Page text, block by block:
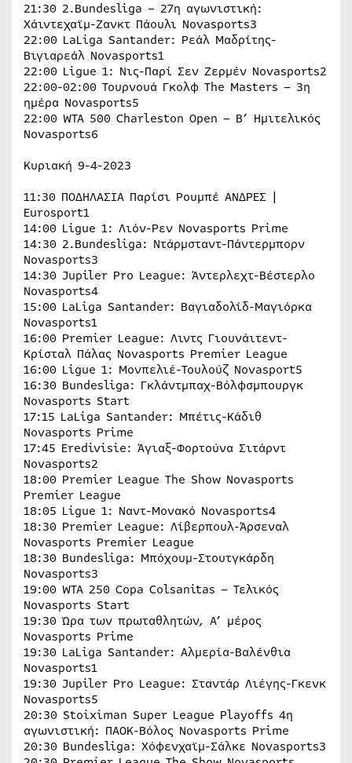
21:30 2.Bundesliga – 27η αγωνιστική:
Χάιντεχαϊμ-Ζανκτ Πάουλι Novasports3
22:00 LaLiga Santander: Ρεάλ Μαδρίτης-
Βιγιαρεάλ Novasports1
22:00 Ligue 1: Νις-Παρί Σεν Ζερμέν Novasports2
22:00-02:00 Τουρνουά Γκολφ The Masters – 3η
ημέρα Novasports5
22:00 WTA 500 Charleston Open – Β’ Ημιτελικός
Novasports6
Κυριακή 9-4-2023
11:30 ΠΟΔΗΛΑΣΙΑ Παρίσι Ρουμπέ ΑΝΔΡΕΣ |
Eurosport1
14:00 Ligue 1: Λιόν-Ρεν Novasports Prime
14:30 2.Bundesliga: Ντάρμσταντ-Πάντερμπορν
Novasports3
14:30 Jupiler Pro League: Άντερλεχτ-Βέστερλο
Novasports4
15:00 LaLiga Santander: Βαγιαδολίδ-Μαγιόρκα
Novasports1
16:00 Premier League: Λιντς Γιουνάιτεντ-
Κρίσταλ Πάλας Novasports Premier League
16:00 Ligue 1: Μονπελιέ-Τουλούζ Novasport5
16:30 Bundesliga: Γκλάντμπαχ-Βόλφσμπουργκ
Novasports Start
17:15 LaLiga Santander: Μπέτις-Κάδιθ
Novasports Prime
17:45 Eredivisie: Άγιαξ-Φορτούνα Σιτάρντ
Novasports2
18:00 Premier League The Show Novasports
Premier League
18:05 Ligue 1: Ναντ-Μονακό Novasports4
18:30 Premier League: Λίβερπουλ-Άρσεναλ
Novasports Premier League
18:30 Bundesliga: Μπόχουμ-Στουτγκάρδη
Novasports3
19:00 WTA 250 Copa Colsanitas – Τελικός
Novasports Start
19:30 Ώρα των πρωταθλητών, Α’ μέρος
Novasports Prime
19:30 LaLiga Santander: Αλμερία-Βαλένθια
Novasports1
19:30 Jupiler Pro League: Σταντάρ Λιέγης-Γκενκ
Novasports5
20:30 Stoiximan Super League Playoffs 4η
αγωνιστική: ΠΑΟΚ-Βόλος Novasports Prime
20:30 Bundesliga: Χόφενχαϊμ-Σάλκε Novasports3